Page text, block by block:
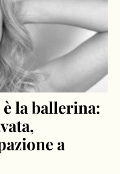
la ballerina:
a